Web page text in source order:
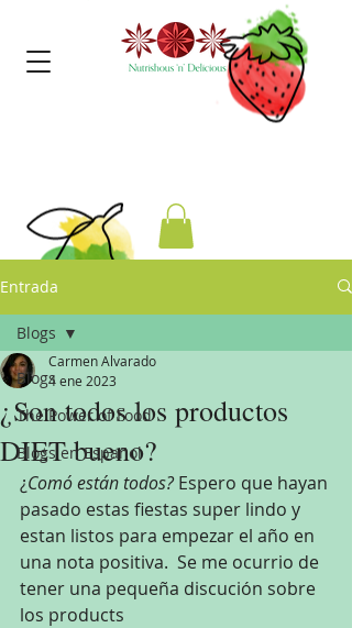
Entrada
Blogs
The Power of Food
Blogs en Español
Blogs
¿Son todos los productos
DIET bueno?
Carmen Alvarado
4 ene 2023
¿Comó están todos? Espero que hayan
pasado estas fiestas super lindo y
estan listos para empezar el año en
una nota positiva.  Se me ocurrio de
tener una pequeña discución sobre
los products